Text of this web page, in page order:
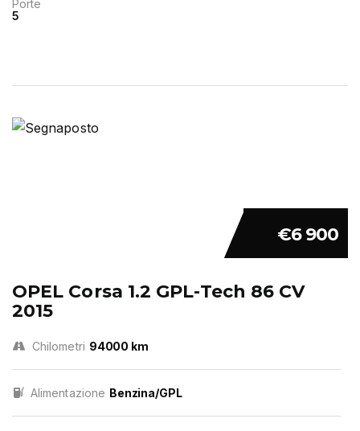
Porte
5
€6 900
OPEL Corsa 1.2 GPL-Tech 86 CV
2015
Chilometri 94000 km
Alimentazione Benzina/GPL